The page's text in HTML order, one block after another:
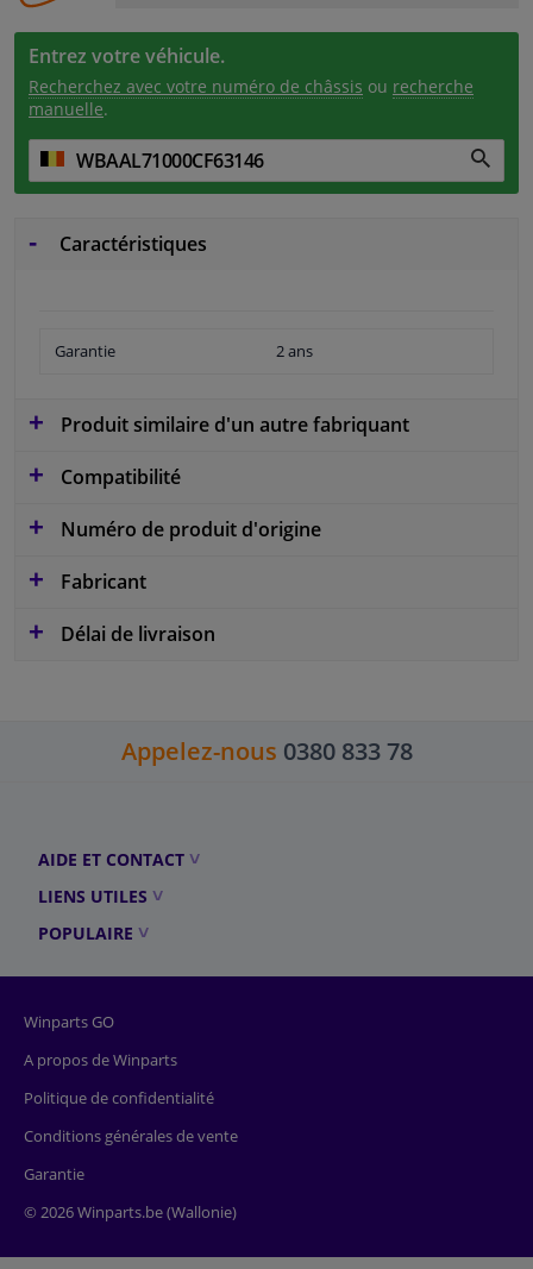
Entrez votre véhicule.
Recherchez avec votre numéro de châssis ou recherche
manuelle.
Caractéristiques
Garantie 2 ans
Produit similaire d'un autre fabriquant
Compatibilité
Numéro de produit d'origine
Fabricant
Délai de livraison
Appelez-nous 0380 833 78
AIDE ET CONTACT
LIENS UTILES
POPULAIRE
Winparts GO
A propos de Winparts
Politique de confidentialité
Conditions générales de vente
Garantie
© 2026 Winparts.be (Wallonie)